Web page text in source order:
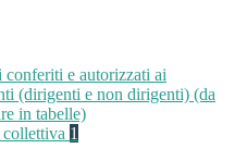
conferiti e autorizzati ai
(dirigenti e non dirigenti) (da
in tabelle)
1